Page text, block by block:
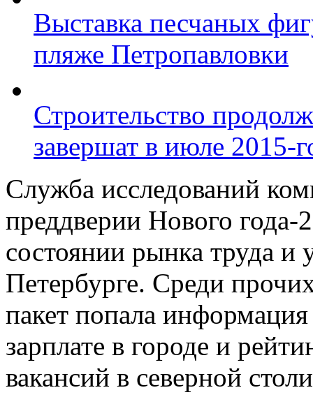
Выставка песчаных
пляже Петропавловки
Строительство
завершат в июле 2015-
Служба исследований
преддверии Нового года-
состоянии рынка труда и
Петербурге. Среди
пакет попала
зарплате в городе и
вакансий в северной